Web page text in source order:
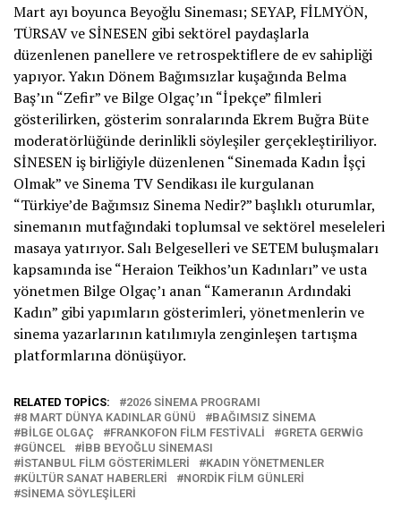
Mart ayı boyunca Beyoğlu Sineması; SEYAP, FİLMYÖN,
TÜRSAV ve SİNESEN gibi sektörel paydaşlarla
düzenlenen panellere ve retrospektiflere de ev sahipliği
yapıyor. Yakın Dönem Bağımsızlar kuşağında Belma
Baş’ın “Zefir” ve Bilge Olgaç’ın “İpekçe” filmleri
gösterilirken, gösterim sonralarında Ekrem Buğra Büte
moderatörlüğünde derinlikli söyleşiler gerçekleştiriliyor.
SİNESEN iş birliğiyle düzenlenen “Sinemada Kadın İşçi
Olmak” ve Sinema TV Sendikası ile kurgulanan
“Türkiye’de Bağımsız Sinema Nedir?” başlıklı oturumlar,
sinemanın mutfağındaki toplumsal ve sektörel meseleleri
masaya yatırıyor. Salı Belgeselleri ve SETEM buluşmaları
kapsamında ise “Heraion Teikhos’un Kadınları” ve usta
yönetmen Bilge Olgaç’ı anan “Kameranın Ardındaki
Kadın” gibi yapımların gösterimleri, yönetmenlerin ve
sinema yazarlarının katılımıyla zenginleşen tartışma
platformlarına dönüşüyor.
RELATED TOPICS:
2026 SINEMA PROGRAMI
8 MART DÜNYA KADINLAR GÜNÜ
BAĞIMSIZ SINEMA
BILGE OLGAÇ
FRANKOFON FILM FESTIVALI
GRETA GERWIG
GÜNCEL
İBB BEYOĞLU SINEMASI
İSTANBUL FILM GÖSTERIMLERI
KADIN YÖNETMENLER
KÜLTÜR SANAT HABERLERI
NORDIK FILM GÜNLERI
SINEMA SÖYLEŞILERI